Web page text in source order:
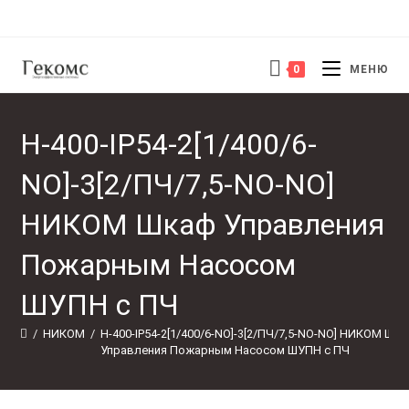
0 МЕНЮ
Н-400-IP54-2[1/400/6-
NO]-3[2/ПЧ/7,5-NO-NO]
НИКОМ Шкаф Управления
Пожарным Насосом
ШУПН с ПЧ
/ НИКОМ / Н-400-IP54-2[1/400/6-NO]-3[2/ПЧ/7,5-NO-NO] НИКОМ
Управления Пожарным Насосом ШУПН с ПЧ